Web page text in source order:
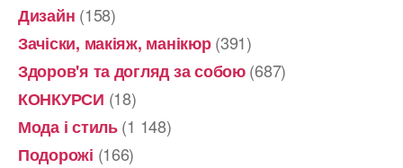
Дизайн (158)
Зачіски, макіяж, манікюр(391)
Здоров'я та догляд за собою(687)
КОНКУРСИ (18)
Мода і стиль(1 148)
Подорожі (166)